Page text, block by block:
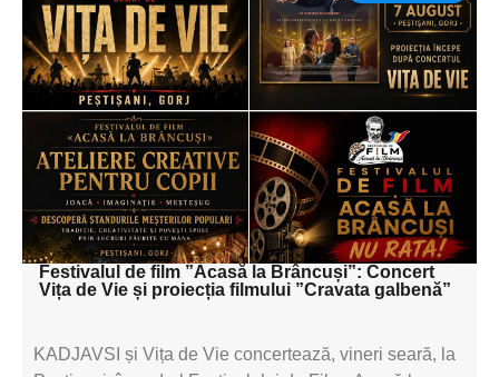
Adaugă aici textul pentru
subtitluAdaugă aici
textul pentru
subtitluAdaugă aici
textul pentru
subtitluAdaugă aici
textul pentru subti
Festivalul de film ”Acasă la Brâncuși”: Concert
Vița de Vie și proiecția filmului ”Cravata galbenă”
KADJAVSI și Vița de Vie concertează, vineri seară, la